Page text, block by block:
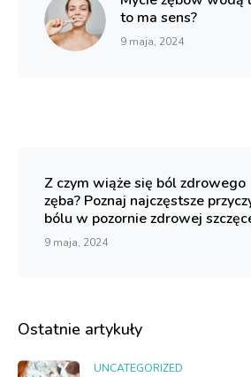
to ma sens?
9 maja, 2024
Z czym wiąże się ból zdrowego
zęba? Poznaj najczęstsze
bólu w pozornie zdrowej
9 maja, 2024
Ostatnie artykuły
UNCATEGORIZED